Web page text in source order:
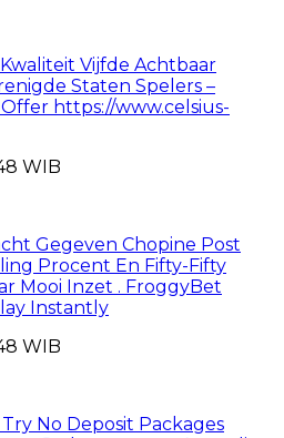
Vijfde Achtbaar
Staten Spelers –
https://www.celsius-
WIB
Gegeven Chopine Post
Procent En Fifty-Fifty
Mooi Inzet . FroggyBet
Instantly
WIB
No Deposit Packages